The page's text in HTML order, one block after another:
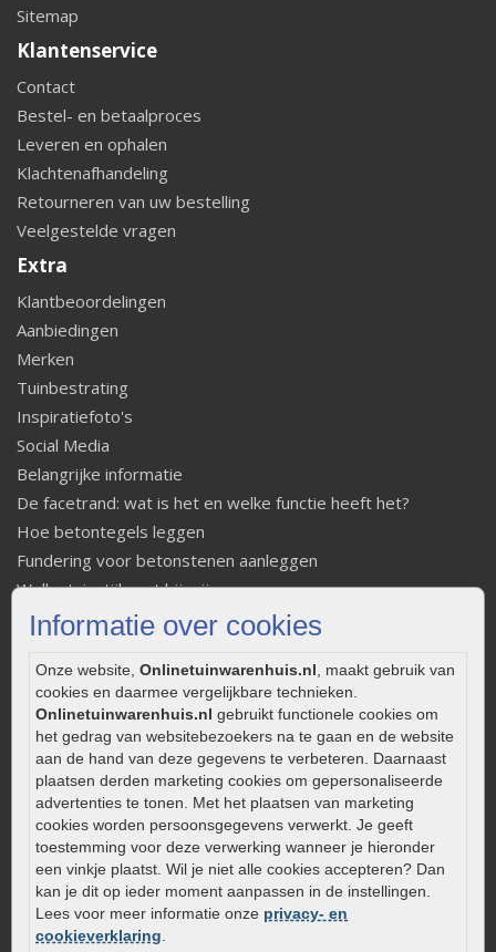
Informatie over cookies
Onze website, Onlinetuinwarenhuis.nl, maakt gebruik van
cookies en daarmee vergelijkbare technieken.
Onlinetuinwarenhuis.nl gebruikt functionele cookies om
het gedrag van websitebezoekers na te gaan en de website
aan de hand van deze gegevens te verbeteren. Daarnaast
plaatsen derden marketing cookies om gepersonaliseerde
advertenties te tonen. Met het plaatsen van marketing
cookies worden persoonsgegevens verwerkt. Je geeft
toestemming voor deze verwerking wanneer je hieronder
een vinkje plaatst. Wil je niet alle cookies accepteren? Dan
kan je dit op ieder moment aanpassen in de instellingen.
Lees voor meer informatie onze privacy- en
cookieverklaring.
Sitemap
Klantenservice
Contact
Bestel- en betaalproces
Leveren en ophalen
Klachtenafhandeling
Retourneren van uw bestelling
Veelgestelde vragen
Extra
Klantbeoordelingen
Aanbiedingen
Merken
Tuinbestrating
Inspiratiefoto's
Social Media
Belangrijke informatie
De facetrand: wat is het en welke functie heeft het?
Hoe betontegels leggen
Fundering voor betonstenen aanleggen
Welke tuinstijl past bij mij
Strakke tuin inrichten
Onderhoud van gebakken bestrating
Aanlegtips voor gebakken bestrating
Zelf een terras aanleggen
Kleine stadstuin inrichten
0320 – 219170
Kaapstanderweg 41
8243 RB Lelystad
info@onlinetuinwarenhuis.nl
Routebeschrijving